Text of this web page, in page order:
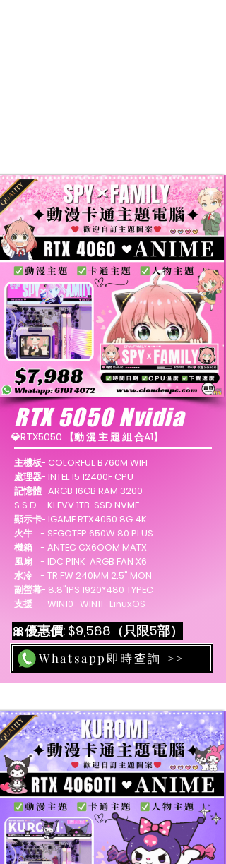
RTX 5050Nvidia
💎RTX5050 【動 漫 主 題 組 合A1】
主機板- COLORFUL B760M WIFI
處理器- INTEL I5 12400F CPU
記憶體- ARGB 16GB RAM 3200
S S D - KLEVV 1TB SSD NVME
顯示卡- IGAME RTX4050 8G 4K
火牛 - SEGOTEP 650W 80 PLUS
機箱 - ANTEC CX6OOM MATX
風扇 - IDC PINK ARGB FAN X6
水冷 - TR FW 240MM 2.5" MON
副螢幕- 8.8"IPS 1920*480 TYPEC
支援 - WIN10 WIN11 LinuxOS
🎀優惠價: $9,588 （只限5部）
Whatsapp即時查詢 >>